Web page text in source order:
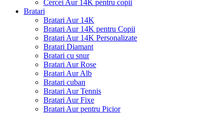
Cercei Aur 14K pentru copii
Bratari
Bratari Aur 14K
Bratari Aur 14K pentru Copii
Bratari Aur 14K Personalizate
Bratari Diamant
Bratari cu snur
Bratari Aur Rose
Bratari Aur Alb
Bratari cuban
Bratari Aur Tennis
Bratari Aur Fixe
Bratari Aur pentru Picior